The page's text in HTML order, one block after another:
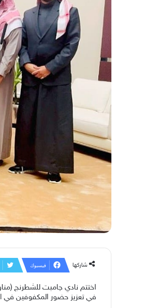
شاركها فيسبوك
اختتم نادي چامبت للشطرنج
في تعزيز حضور المكفوفين في